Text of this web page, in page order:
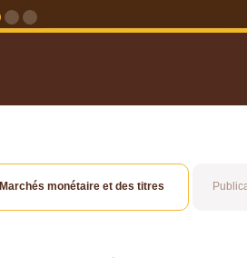
Marchés monétaire et des titres